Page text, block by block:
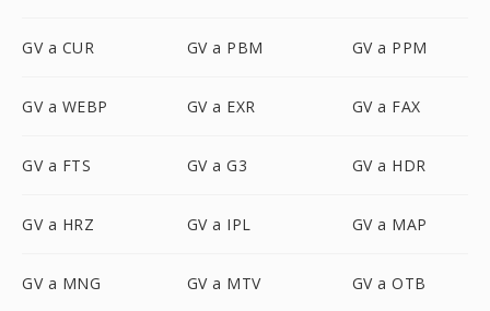
GV a CUR GV a PBM GV a PPM
GV a WEBP GV a EXR GV a FAX
GV a FTS GV a G3 GV a HDR
GV a HRZ GV a IPL GV a MAP
GV a MNG GV a MTV GV a OTB